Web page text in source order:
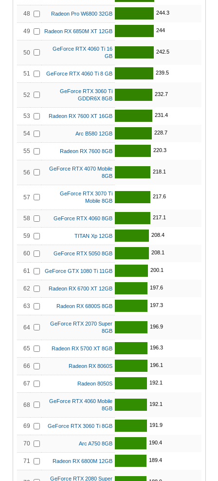
48 Radeon Pro W6800 32GB 244.3
49 Radeon RX 6850M XT 12GB 244
50
GeForce RTX 4060 Ti 16
GB
242.5
51 GeForce RTX 4060 Ti 8 GB 239.5
52
GeForce RTX 3060 Ti
GDDR6X 8GB
232.7
53 Radeon RX 7600 XT 16GB 231.4
54 Arc B580 12GB 228.7
55 Radeon RX 7600 8GB 220.3
56
GeForce RTX 4070 Mobile
8GB
218.1
57
GeForce RTX 3070 Ti
Mobile 8GB
217.6
58 GeForce RTX 4060 8GB 217.1
59 TITAN Xp 12GB 208.4
60 GeForce RTX 5050 8GB 208.1
61 GeForce GTX 1080 Ti 11GB 200.1
62 Radeon RX 6700 XT 12GB 197.6
63 Radeon RX 6800S 8GB 197.3
64
GeForce RTX 2070 Super
8GB
196.9
65 Radeon RX 5700 XT 8GB 196.3
66 Radeon RX 8060S 196.1
67 Radeon 8050S 192.1
68
GeForce RTX 4060 Mobile
8GB
192.1
69 GeForce RTX 3060 Ti 8GB 191.9
70 Arc A750 8GB 190.4
71 Radeon RX 6800M 12GB 189.4
GeForce RTX 2080 Super